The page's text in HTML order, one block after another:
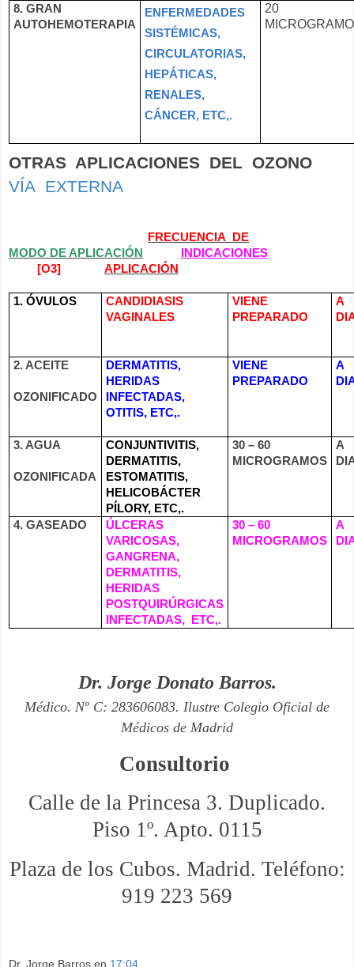
8. GRAN
AUTOHEMOTERAPIA
ENFERMEDADES
SISTÉMICAS,
CIRCULATORIAS,
HEPÁTICAS,
RENALES,
CÁNCER, ETC,.
20
OTRAS APLICACIONES DEL OZONO
VÍA EXTERNA
FRECUENCIA
DE
MODO DE APLICACIÓN
INDICACIONES
[O3]
APLICACIÓN
1. ÓVULOS
CANDIDIASIS
VAGINALES
VIENE
PREPARADO
A
2. ACEITE
OZONIFICADO
DERMATITIS,
HERIDAS
INFECTADAS,
OTITIS, ETC,.
VIENE
PREPARADO
A
3. AGUA
OZONIFICADA
CONJUNTIVITIS,
DERMATITIS,
ESTOMATITIS,
HELICOBÁCTER
PÍLORY, ETC,.
30 – 60
MICROGRAMOS
A
4. GASEADO
ÚLCERAS
VARICOSAS,
GANGRENA,
DERMATITIS,
HERIDAS
POSTQUIRÚRGICAS
INFECTADAS,
ETC,.
30 – 60
MICROGRAMOS
A
Dr. Jorge Donato Barros.
Médico. Nº C: 283606083. Ilustre Colegio Oficial de
Médicos de Madrid
Consultorio
Calle de la Princesa 3. Duplicado.
Piso 1º. Apto. 0115
Plaza de los Cubos. Madrid. Teléfono:
919 223 569
Dr. Jorge Barros en 17:04